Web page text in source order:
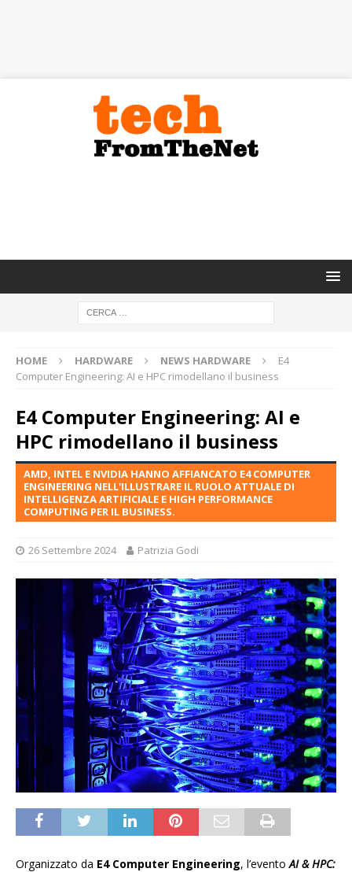
HOME HARDWARE NEWS HARDWARE
E4
Computer Engineering: AI e HPC rimodellano il business
E4 Computer Engineering: AI e
HPC rimodellano il business
AMD, INTEL E NVIDIA HANNO AFFIANCATO E4 COMPUTER
ENGINEERING NELL'ILLUSTRARE IL RUOLO ATTUALE DI
INTELLIGENZA ARTIFICIALE E HIGH PERFORMANCE
COMPUTING PER IL BUSINESS.
26 Settembre 2024 Patrizia Godi
Organizzato da E4 Computer Engineering, l’eventoAI & HPC: